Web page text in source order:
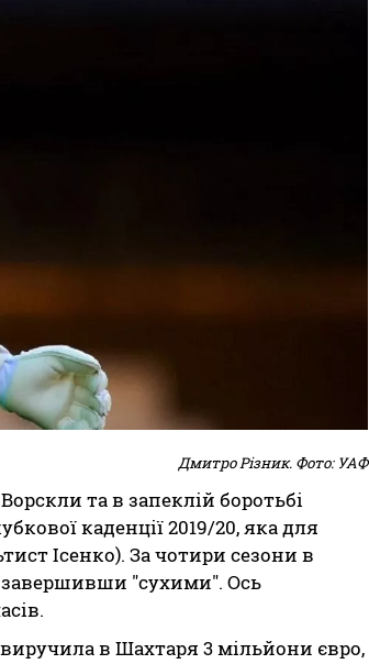
Дмитро Різник. Фото: УАФ
та в запеклій боротьбі
каденції 2019/20, яка для
Ісенко). За чотири сезони в
завершивши "сухими". Ось
в Шахтаря 3 мільйони євро,